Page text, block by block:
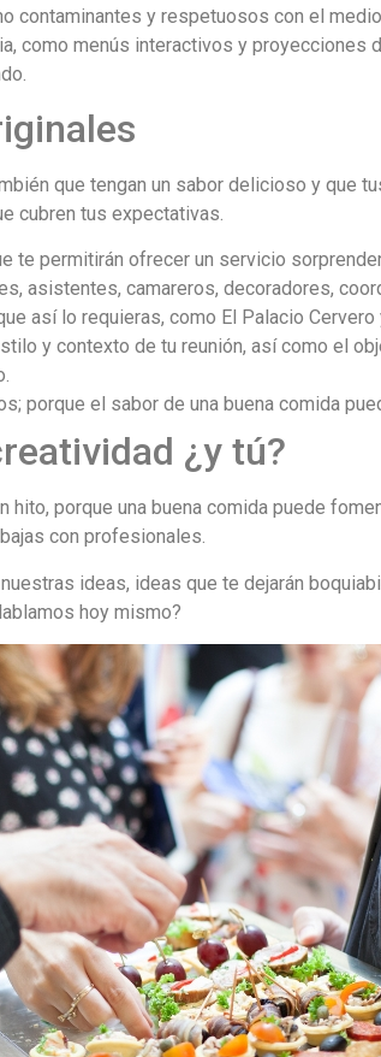
contaminantes y respetuosos con el medio
como menús interactivos y proyecciones
que tengan un sabor delicioso y que
cubren tus expectativas.
te permitirán ofrecer un servicio
asistentes, camareros, decoradores,
así lo requieras, como El Palacio
y contexto de tu reunión, así como el
porque el sabor de una buena comida
¿y tú?
hito, porque una buena comida puede
con profesionales.
ideas, ideas que te dejarán
hoy mismo?